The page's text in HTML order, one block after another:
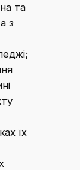
та
з
їх